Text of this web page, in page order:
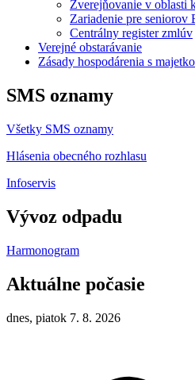
Zverejňovanie v oblasti
Zariadenie pre seniorov
Centrálny register zmlúv
Verejné obstarávanie
Zásady hospodárenia s
SMS oznamy
Všetky SMS oznamy
Hlásenia obecného rozhlasu
Infoservis
Vývoz odpadu
Harmonogram
Aktuálne počasie
dnes, piatok 7. 8. 2026